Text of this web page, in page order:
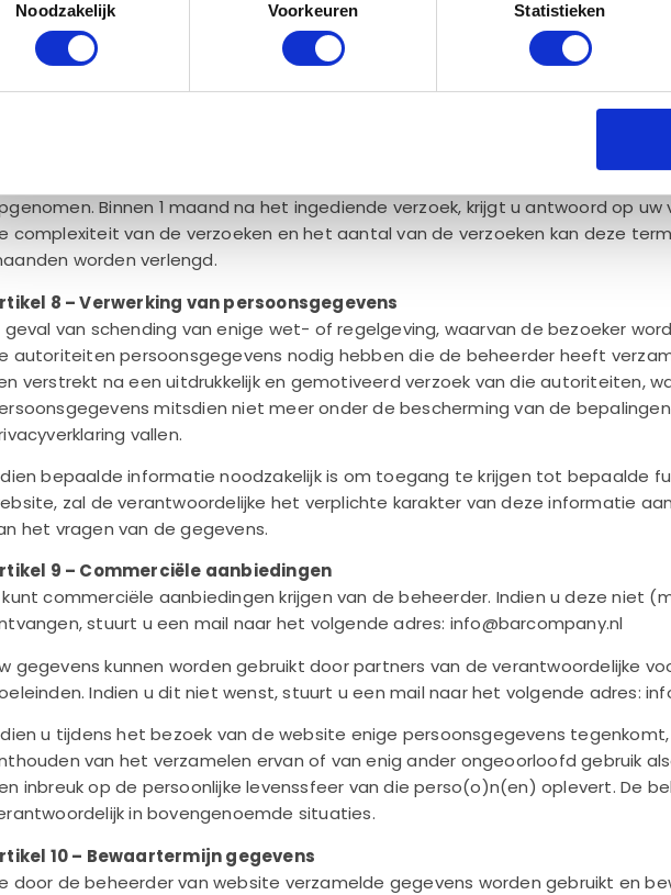
Noodzakelijk
Voorkeuren Statistieken
7 – Uw rechten met betrekking tot uw gegevens
grond van artikel 13 lid 2 sub b AVG heeft eenieder recht op inzage van en
of beperking van de hem betreffende verwerking, alsmede
bezwaar te maken en het recht op gegevensoverdraagbaarheid. U
Binnen 1 maand na het ingediende verzoek, krijgt u antwoord op uw
complexiteit van de verzoeken en het aantal van de verzoeken kan deze
worden verlengd.
8 – Verwerking van persoonsgegevens
geval van schending van enige wet- of regelgeving, waarvan de bezoeker
autoriteiten persoonsgegevens nodig hebben die de beheerder heeft
verstrekt na een uitdrukkelijk en gemotiveerd verzoek van die autoriteiten,
mitsdien niet meer onder de bescherming van de
vallen.
bepaalde informatie noodzakelijk is om toegang te krijgen tot bepaalde
zal de verantwoordelijke het verplichte karakter van deze informatie
het vragen van de gegevens.
9 – Commerciële aanbiedingen
kunt commerciële aanbiedingen krijgen van de beheerder. Indien u deze niet
stuurt u een mail naar het volgende adres: info@barcompany.nl
gegevens kunnen worden gebruikt door partners van de verantwoordelijke
Indien u dit niet wenst, stuurt u een mail naar het volgende adres:
u tijdens het bezoek van de website enige persoonsgegevens
van het verzamelen ervan of van enig ander ongeoorloofd gebruik
inbreuk op de persoonlijke levenssfeer van die perso(o)n(en) oplevert. De
in bovengenoemde situaties.
10 – Bewaartermijn gegevens
door de beheerder van website verzamelde gegevens worden gebruikt en